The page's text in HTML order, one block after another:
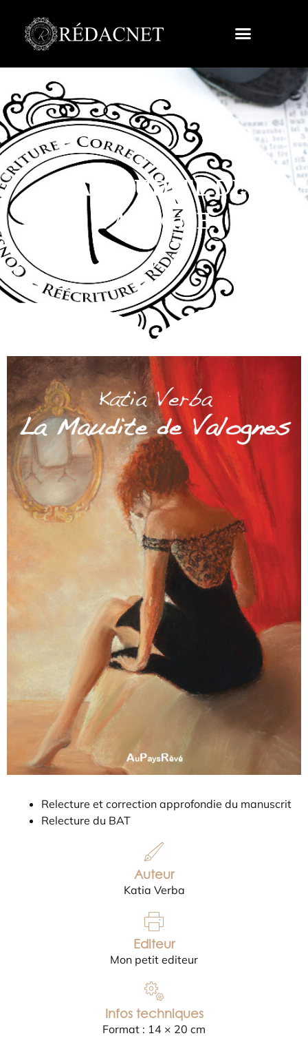
LA MAUDITE DE
VALOGNE
Relecture et correction approfondie du manuscrit
Relecture du BAT
Auteur
Katia Verba
Editeur
Mon petit editeur
Infos techniques
Format : 14 × 20 cm